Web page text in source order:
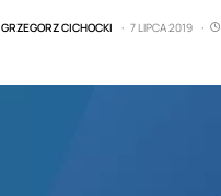
GRZEGORZ CICHOCKI 7 LIPCA 2019